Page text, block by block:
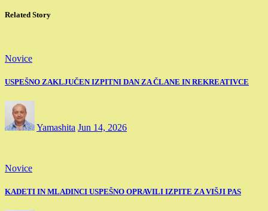
Related Story
Novice
USPEŠNO ZAKLJUČEN IZPITNI DAN ZA ČLANE IN REKREATIVCE
Yamashita Jun 14, 2026
Novice
KADETI IN MLADINCI USPEŠNO OPRAVILI IZPITE ZA VIŠJI PAS